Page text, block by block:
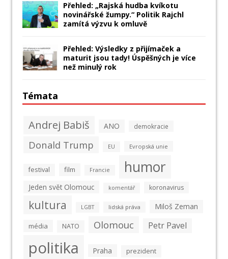
Přehled: „Rajská hudba kvíkotu
novinářské žumpy.“ Politik Rajchl
zamítá výzvu k omluvě
Přehled: Výsledky z přijímaček a
maturit jsou tady! Úspěšných je více
než minulý rok
Témata
Andrej Babiš ANO demokracie
Donald Trump EU Evropská unie
festival film Francie humor
Jeden svět Olomouc komentář koronavirus
kultura LGBT lidská práva Miloš Zeman
média NATO Olomouc Petr Pavel
politika Praha prezident